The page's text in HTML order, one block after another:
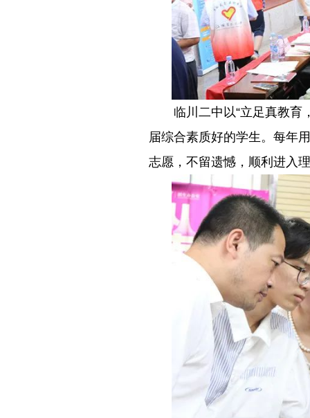
临川二中以“立足真教育
届综合素质好的学生。每年
志愿，不留遗憾，顺利进入